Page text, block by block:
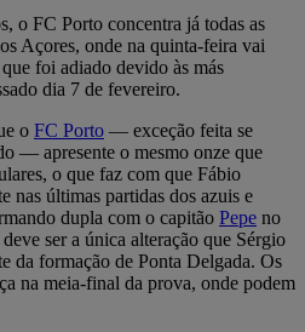
o FC Porto concentra já todas as
Açores, onde na quinta-feira vai
foi adiado devido às más
dia 7 de fevereiro.
o FC Porto — exceção feita se
— apresente o mesmo onze que
o que faz com que Fábio
nas últimas partidas dos azuis e
dupla com o capitão Pepe no
ser a única alteração que Sérgio
da formação de Ponta Delgada. Os
na meia-final da prova, onde podem